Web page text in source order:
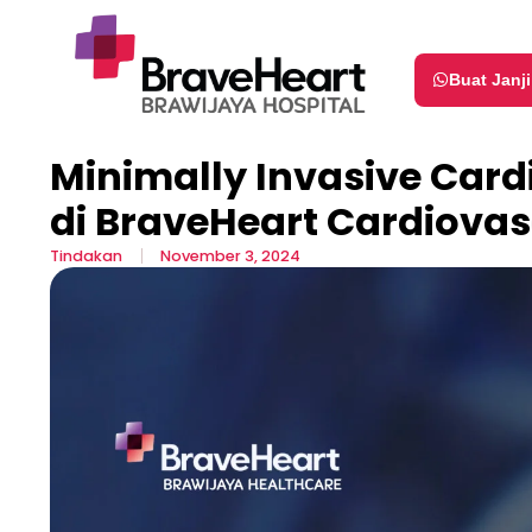
Buat Janji
Minimally Invasive
di BraveHeart
Tindakan November 3, 2024